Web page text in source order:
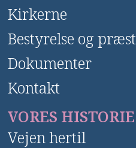
Kirkerne
Bestyrelse og præst
Dokumenter
Kontakt
VORES HISTORIE
Vejen hertil